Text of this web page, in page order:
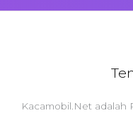
Kacamobil.Net adalah